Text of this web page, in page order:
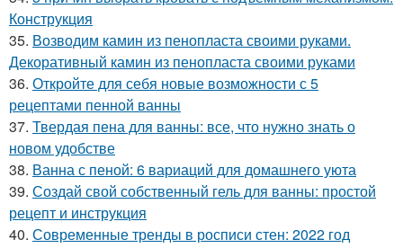
Конструкция
35. Возводим камин из пенопласта своими руками.
Декоративный камин из пенопласта своими руками
36. Откройте для себя новые возможности с 5
рецептами пенной ванны
37. Твердая пена для ванны: все, что нужно знать о
новом удобстве
38. Ванна с пеной: 6 вариаций для домашнего уюта
39. Создай свой собственный гель для ванны: простой
рецепт и инструкция
40. Современные тренды в росписи стен: 2022 год